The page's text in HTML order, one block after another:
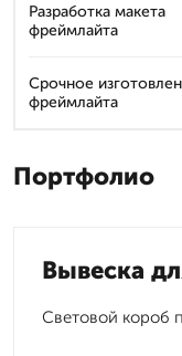
Разработка макета
фреймлайта
Срочное
фреймлайта
Портфолио
Вывеска
Световой короб